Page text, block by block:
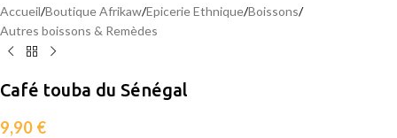
Accueil/Boutique Afrikaw/Epicerie Ethnique/Boissons/
Autres boissons & Remèdes
Café touba du Sénégal
9,90 €